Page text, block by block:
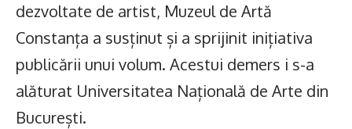
dezvoltate de artist, Muzeul de Artă
Constanța a susținut și a sprijinit inițiativa
publicării unui volum. Acestui demers i s-a
alăturat Universitatea Națională de Arte din
București.